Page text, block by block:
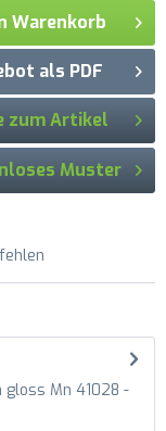
Warenkorb
als PDF
zum Artikel
Muster
gloss Mn 41028 -